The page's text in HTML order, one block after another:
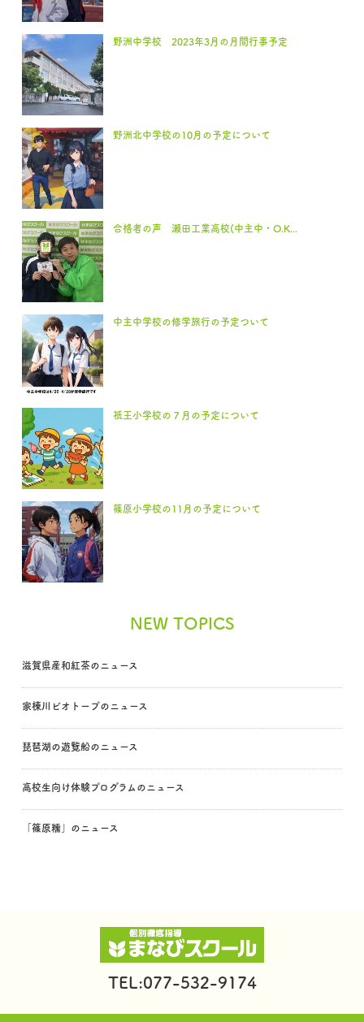
野洲中学校 2023年3月の月間行事予定
野洲北中学校の10月の予定について
合格者の声 瀬田工業高校(中主中・O.K...
中主中学校の修学旅行の予定ついて
祇王小学校の７月の予定について
篠原小学校の11月の予定について
NEW TOPICS
滋賀県産和紅茶のニュース
家棟川ビオトープのニュース
琵琶湖の遊覧船のニュース
高校生向け体験プログラムのニュース
「篠原糯」のニュース
TEL:077-532-9174